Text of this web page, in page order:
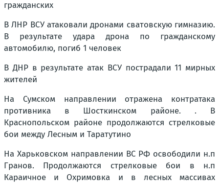
гражданских
В ЛНР ВСУ атаковали дронами сватовскую гимназию.
В результате удара дрона по гражданскому
автомобилю, погиб 1 человек
В ДНР в результате атак ВСУ пострадали 11 мирных
жителей
На Сумском направлении отражена контратака
противника в Шосткинском районе. . В
Краснопольском районе продолжаются стрелковые
бои между Лесным и Таратутино
На Харьковском направлении ВС РФ освободили н.п
Гранов. Продолжаются стрелковые бои в н.п
Караичное и Охримовка и в лесных массивах